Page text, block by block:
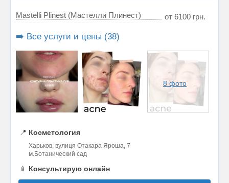
Mastelli Plinest (Мастелли Плинест) от 6100 грн.
➡️ Все услуги и цены (38)
8 фото
📍 Косметология
Харьков, вулиця Отакара Яроша, 7
м.Ботанический сад
📱 Консультирую онлайн